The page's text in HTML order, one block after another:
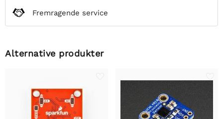
Fremragende service
Alternative produkter